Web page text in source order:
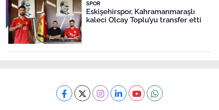
SPOR
Eskişehirspor, Kahramanmaraşlı
kaleci Olcay Toplu’yu transfer etti